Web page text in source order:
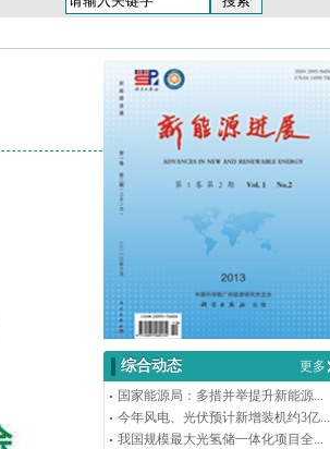
综合动态
更多
国家能源局：多措并举提升新能源...
今年风电、光伏预计新增装机约3亿...
我国规模最大光氢储一体化项目全...